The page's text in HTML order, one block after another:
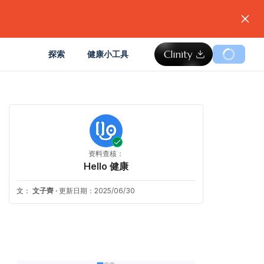
探索 健康小工具
资料查核：
Hello 健康
文： 文子齊 · 更新日期：2025/06/30